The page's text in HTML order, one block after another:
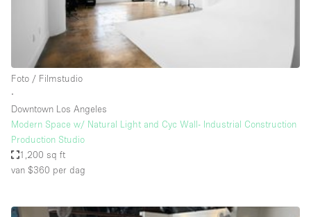
Begane grond
Beveiligingssysteem
Concierge
Daglicht
Dakterras
Drankvergunning
Elektriciteit
Foto / Filmstudio
∙
Downtown Los Angeles
Modern Space w/ Natural Light and Cyc Wall- Industrial Construction
Production Studio
1,200 sq ft
van $360 per dag